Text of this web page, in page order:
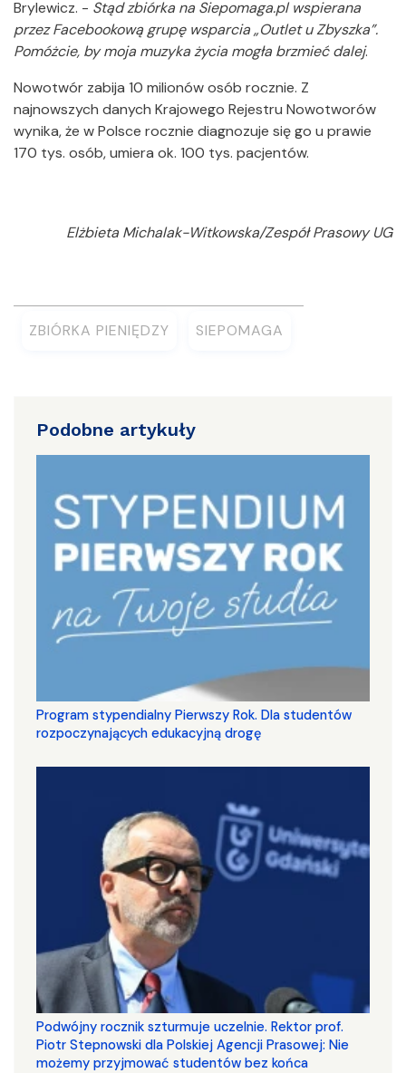
Brylewicz. - Stąd zbiórka na Siepomaga.pl wspierana
przez Facebookową grupę wsparcia „Outlet u Zbyszka”.
Pomóżcie, by moja muzyka życia mogła brzmieć dalej.
Nowotwór zabija 10 milionów osób rocznie. Z
najnowszych danych Krajowego Rejestru Nowotworów
wynika, że w Polsce rocznie diagnozuje się go u prawie
170 tys. osób, umiera ok. 100 tys. pacjentów.
Elżbieta Michalak-Witkowska/Zespół Prasowy UG
ZBIÓRKA PIENIĘDZY SIEPOMAGA
Podobne artykuły
Program stypendialny Pierwszy Rok. Dla studentów
rozpoczynających edukacyjną drogę
Podwójny rocznik szturmuje uczelnie. Rektor prof.
Piotr Stepnowski dla Polskiej Agencji Prasowej: Nie
możemy przyjmować studentów bez końca